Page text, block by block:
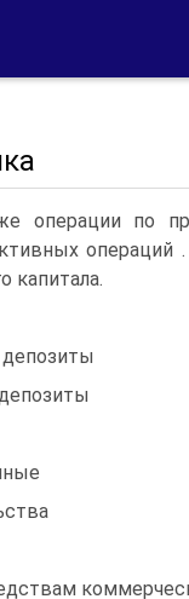
операции по
операций
капитала.